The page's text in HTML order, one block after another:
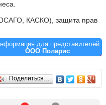
КАСКО), защита прав
для представителей
ООО Поларис
Поделиться…